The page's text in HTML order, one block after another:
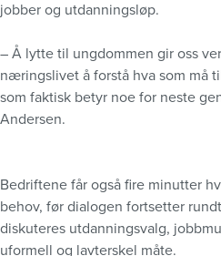
jobber og utdanningsløp.
– Å lytte til ungdommen gir oss
næringslivet å forstå hva som må
som faktisk betyr noe for neste
Andersen.
Bedriftene får også fire minutter
behov, før dialogen fortsetter
diskuteres utdanningsvalg,
uformell og lavterskel måte.